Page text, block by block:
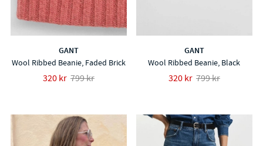
GANT
Wool Ribbed Beanie, Faded Brick
320 kr 799 kr
GANT
Wool Ribbed Beanie, Black
320 kr 799 kr